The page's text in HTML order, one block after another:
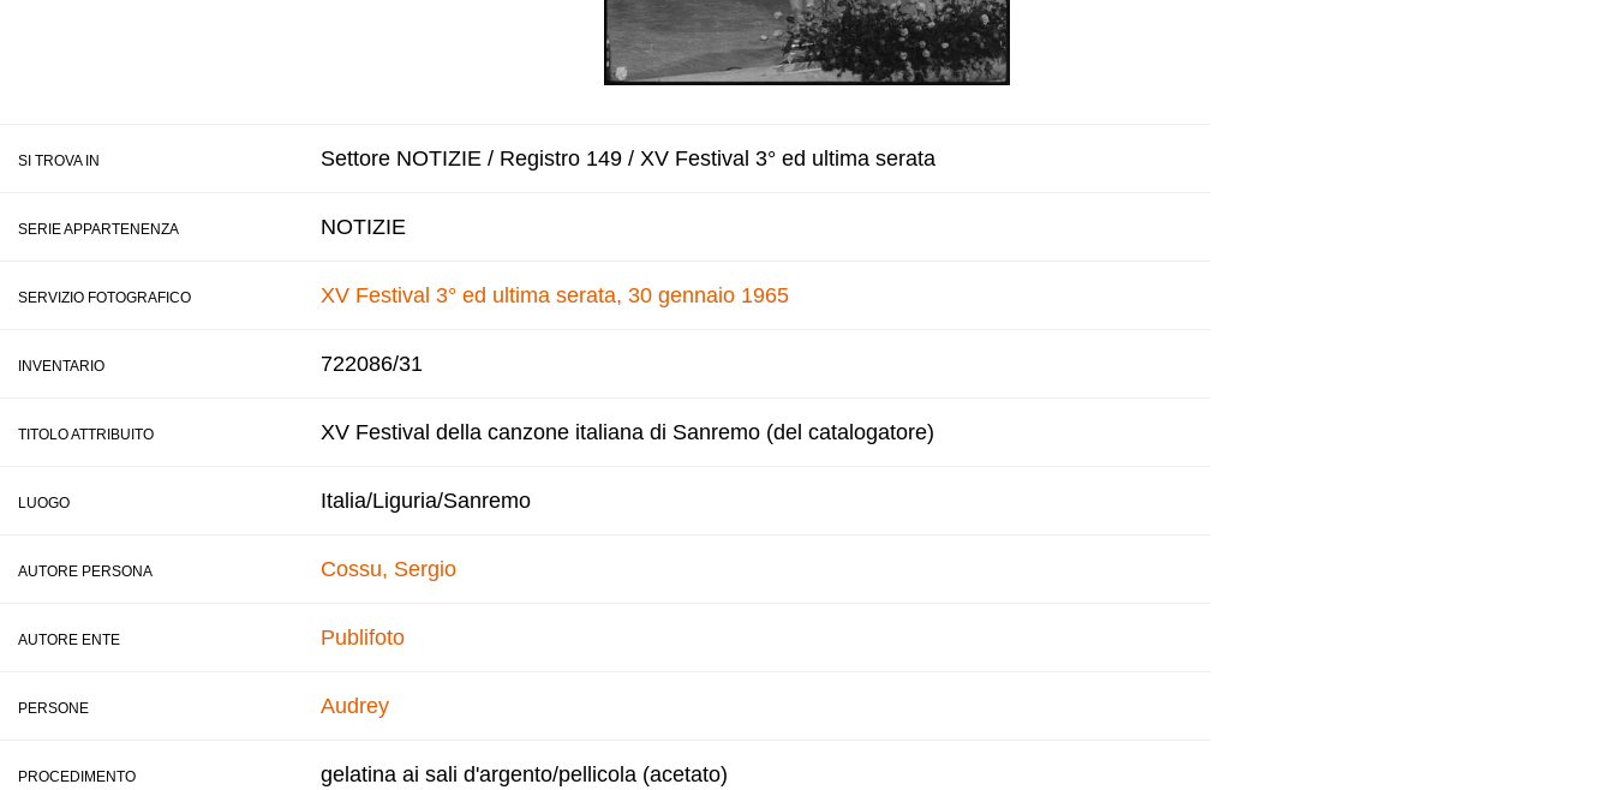
SI TROVA IN Settore NOTIZIE / Registro 149 / XV Festival 3° ed ultima serata
SERIE APPARTENENZA NOTIZIE
SERVIZIO FOTOGRAFICO XV Festival 3° ed ultima serata, 30 gennaio 1965
INVENTARIO 722086/31
TITOLO ATTRIBUITO XV Festival della canzone italiana di Sanremo (del catalogatore)
LUOGO Italia/Liguria/Sanremo
AUTORE PERSONA Cossu, Sergio
AUTORE ENTE Publifoto
PERSONE Audrey
PROCEDIMENTO gelatina ai sali d'argento/pellicola (acetato)